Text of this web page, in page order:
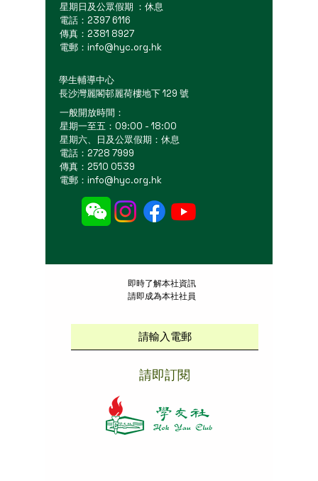
星期日及公眾假期 ：休息
電話：2397 6116
傳真：2381 8927
電郵： info@hyc.org.hk
學生輔導中心
長沙灣麗閣邨麗荷樓地下 129 號
一般開放時間：
星期一至五：09:00 - 18:00
星期六、日及公眾假期：休息
電話：2728 7999
傳真：2510 0539
電郵： info@hyc.org.hk
​即時了解本社資訊
請即成為本社社員
請即訂閱